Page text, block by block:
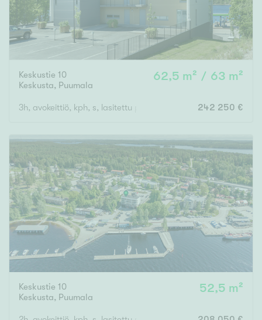
Keskustie 10
Keskusta, Puumala
62,5 m² / 63 m²
3h, avokeittiö, kph, s, lasitettu parveke 242 250 €
Keskustie 10
Keskusta, Puumala
52,5 m²